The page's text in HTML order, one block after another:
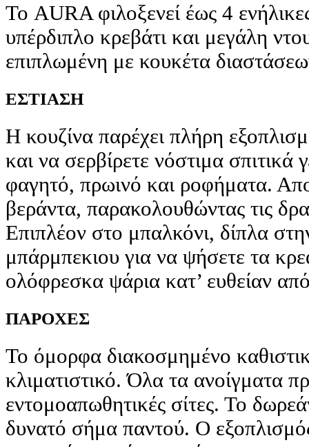
Το AURA φιλοξενεί έως 4
υπέρδιπλο κρεβάτι και μεγάλη
επιπλωμένη με κουκέτα
ΕΣΤΙΑΣΗ
Η κουζίνα παρέχει πλήρη
και να σερβίρετε νόστιμα σπιτικά
φαγητό, πρωινό και ροφήματα.
βεράντα, παρακολουθώντας τις
Επιπλέον στο μπαλκόνι, δίπλα
μπάρμπεκιου για να ψήσετε τα
ολόφρεσκα ψάρια κατ’ ευθείαν
ΠΑΡΟΧΕΣ
Το όμορφα διακοσμημένο
κλιματιστικό. Όλα τα ανοίγματα
εντομοαπωθητικές σίτες. Το
δυνατό σήμα παντού. Ο